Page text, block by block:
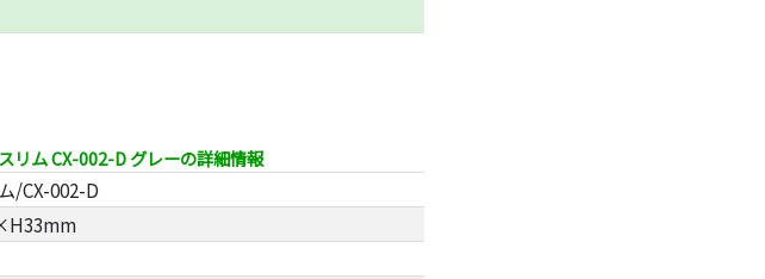
リム CX-002-D グレーの詳細情報
/CX-002-D